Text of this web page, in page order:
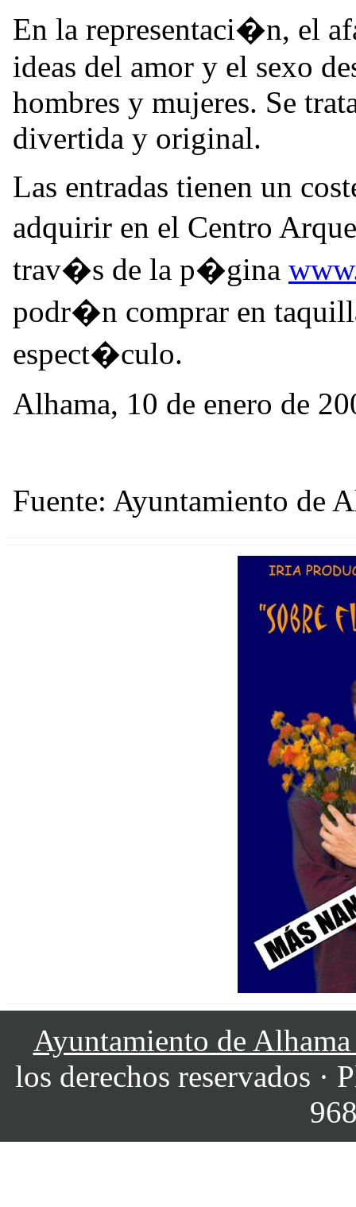
En la representaci�n, el
ideas del amor y el sexo
hombres y mujeres. Se
divertida y original.
Las entradas tienen un
adquirir en el Centro
trav�s de la p�gina
podr�n comprar en
espect�culo.
Alhama, 10 de enero de
Fuente: Ayuntamiento de
Ayuntamiento de
los derechos reservados ·